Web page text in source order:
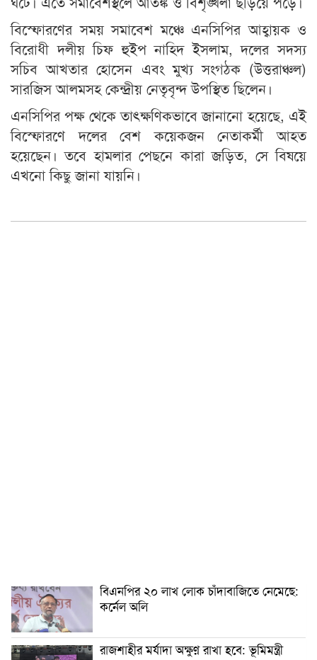
বিস্ফোরণের সময় সমাবেশ মঞ্চে এনসিপির আহ্বায়ক ও
বিরোধী দলীয় চিফ হুইপ নাহিদ ইসলাম, দলের সদস্য
সচিব আখতার হোসেন এবং মুখ্য সংগঠক (উত্তরাঞ্চল)
সারজিস আলমসহ কেন্দ্রীয় নেতৃবৃন্দ উপস্থিত ছিলেন।
এনসিপির পক্ষ থেকে তাৎক্ষণিকভাবে জানানো হয়েছে, এই
বিস্ফোরণে দলের বেশ কয়েকজন নেতাকর্মী আহত
হয়েছেন। তবে হামলার পেছনে কারা জড়িত, সে বিষয়ে
এখনো কিছু জানা যায়নি।
বিএনপির ২০ লাখ লোক চাঁদাবাজিতে নেমেছে:
কর্নেল অলি
রাজশাহীর মর্যাদা অক্ষুণ্ন রাখা হবে: ভূমিমন্ত্রী